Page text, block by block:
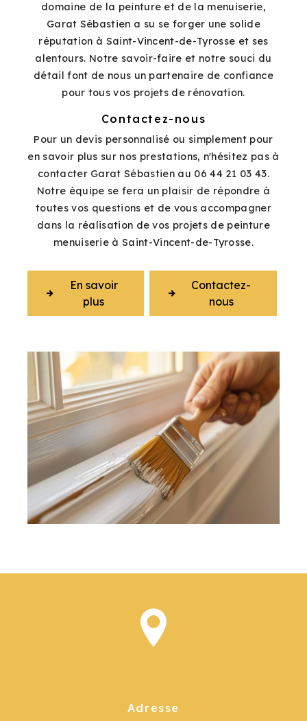
domaine de la peinture et de la menuiserie,
Garat Sébastien a su se forger une solide
réputation à Saint-Vincent-de-Tyrosse et ses
alentours. Notre savoir-faire et notre souci du
détail font de nous un partenaire de confiance
pour tous vos projets de rénovation.
Contactez-nous
Pour un devis personnalisé ou simplement pour
en savoir plus sur nos prestations, n'hésitez pas à
contacter Garat Sébastien au 06 44 21 03 43.
Notre équipe se fera un plaisir de répondre à
toutes vos questions et de vous accompagner
dans la réalisation de vos projets de peinture
menuiserie à Saint-Vincent-de-Tyrosse.
En savoir
plus
Contactez-
nous
Adresse